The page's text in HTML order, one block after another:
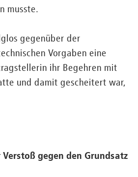
musste.
gegenüber der
Vorgaben eine
ihr Begehren mit
und damit gescheitert war,
gegen den Grundsatz